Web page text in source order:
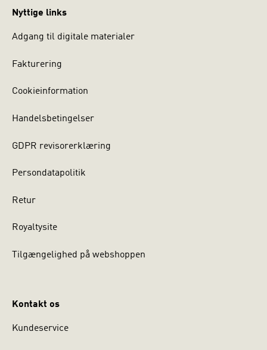
Nyttige links
Adgang til digitale materialer
Fakturering
Cookieinformation
Handelsbetingelser
GDPR revisorerklæring
Persondatapolitik
Retur
Royaltysite
Tilgængelighed på webshoppen
Kontakt os
Kundeservice